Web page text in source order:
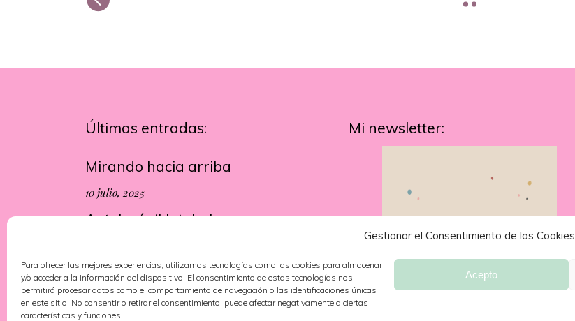
Gestionar el Consentimiento de las Cookies
Para ofrecer las mejores experiencias, utilizamos tecnologías como las cookies para almacenar
y/o acceder a la información del dispositivo. El consentimiento de estas tecnologías nos
permitirá procesar datos como el comportamiento de navegación o las identificaciones únicas
en este sitio. No consentir o retirar el consentimiento, puede afectar negativamente a ciertas
características y funciones.
Acepto
Últimas entradas:
Mirando hacia arriba
10 julio, 2025
Antología ‘Hoteles’
Mi newsletter: